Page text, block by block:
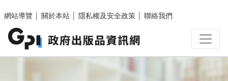
網站導覽
關於本站 隱私權及安全政策 聯絡我們